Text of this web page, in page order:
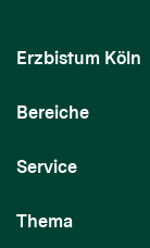
Erzbistum Köln
Bereiche
Service
Thema